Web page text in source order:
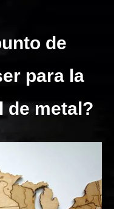
de
para la
de metal?